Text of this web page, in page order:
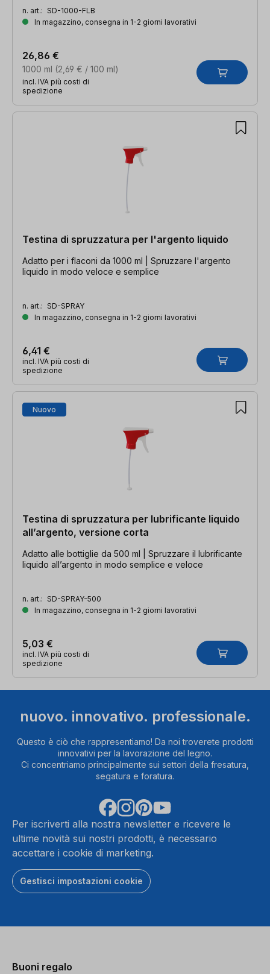
n. art.: SD-1000-FLB
In magazzino, consegna in 1-2 giorni lavorativi
1000 ml (2,69 € / 100 ml)
26,86 €
incl. IVA più costi di
spedizione
Testina di spruzzatura per l'argento liquido
Adatto per i flaconi da 1000 ml | Spruzzare l'argento
liquido in modo veloce e semplice
n. art.: SD-SPRAY
In magazzino, consegna in 1-2 giorni lavorativi
6,41 €
incl. IVA più costi di
spedizione
Nuovo
Testina di spruzzatura per lubrificante liquido
all’argento, versione corta
Adatto alle bottiglie da 500 ml | Spruzzare il lubrificante
liquido all’argento in modo semplice e veloce
n. art.: SD-SPRAY-500
In magazzino, consegna in 1-2 giorni lavorativi
5,03 €
incl. IVA più costi di
spedizione
nuovo. innovativo. professionale.
Questo è ciò che rappresentiamo! Da noi troverete prodotti
innovativi per la lavorazione del legno.
Ci concentriamo principalmente sui settori della fresatura,
segatura e foratura.
Per iscriverti alla nostra newsletter e ricevere le
ultime novità sui nostri prodotti, è necessario
accettare i cookie di marketing.
Gestisci impostazioni cookie
Buoni regalo